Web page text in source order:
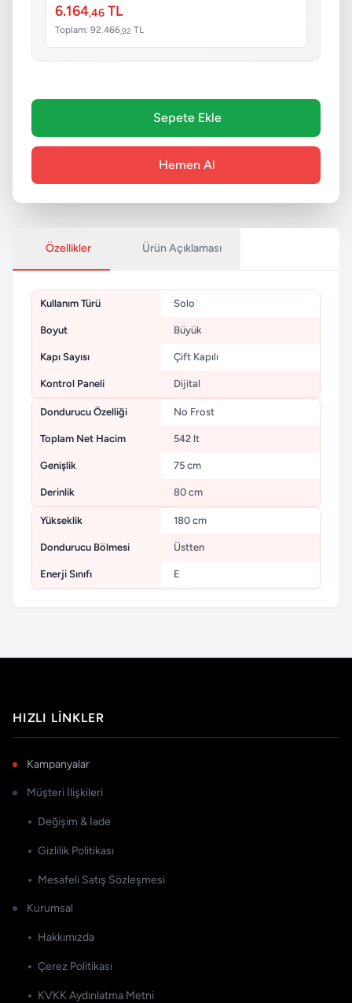
6.164,46 TL
Toplam: 92.466,92 TL
Sepete Ekle
Hemen Al
Özellikler Ürün Açıklaması
Kullanım Türü Solo
Boyut Büyük
Kapı Sayısı Çift Kapılı
Kontrol Paneli Dijital
Dondurucu Özelliği No Frost
Toplam Net Hacim 542 lt
Genişlik 75 cm
Derinlik 80 cm
Yükseklik 180 cm
Dondurucu Bölmesi Üstten
Enerji Sınıfı E
HIZLI LINKLER
Kampanyalar
Müşteri İlişkileri
Değişim & İade
Gizlilik Politikası
Mesafeli Satış Sözleşmesi
Kurumsal
Hakkımızda
Çerez Politikası
KVKK Aydınlatma Metni